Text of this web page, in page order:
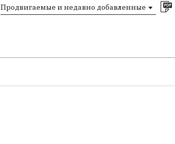
Продвигаемые и недавно добавленные